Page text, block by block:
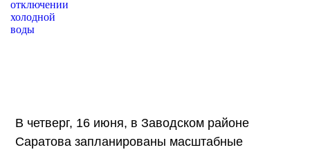
В четверг, 16 июня, в Заводском районе
Саратова запланированы масштабные